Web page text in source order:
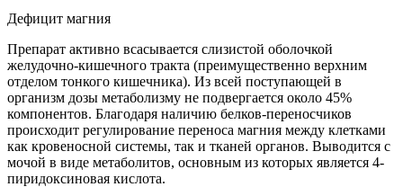
Дефицит магния
Препарат активно всасывается слизистой оболочкой
желудочно-кишечного тракта (преимущественно верхним
отделом тонкого кишечника). Из всей поступающей в
организм дозы метаболизму не подвергается около 45%
компонентов. Благодаря наличию белков-переносчиков
происходит регулирование переноса магния между клетками
как кровеносной системы, так и тканей органов. Выводится с
мочой в виде метаболитов, основным из которых является 4-
пиридоксиновая кислота.